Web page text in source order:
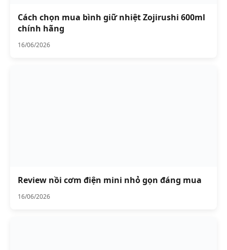
Cách chọn mua bình giữ nhiệt Zojirushi 600ml
chính hãng
16/06/2026
Review nồi cơm điện mini nhỏ gọn đáng mua
16/06/2026